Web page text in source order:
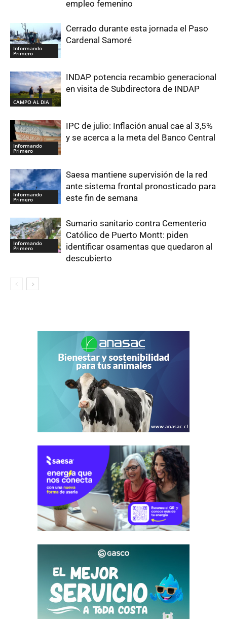
empleo femenino
Informando
Primero
Cerrado durante esta jornada el Paso
Cardenal Samoré
CAMPO AL DIA
INDAP potencia recambio generacional
en visita de Subdirectora de INDAP
Informando
Primero
IPC de julio: Inflación anual cae al 3,5%
y se acerca a la meta del Banco Central
Informando
Primero
Saesa mantiene supervisión de la red
ante sistema frontal pronosticado para
este fin de semana
Informando
Primero
Sumario sanitario contra Cementerio
Católico de Puerto Montt: piden
identificar osamentas que quedaron al
descubierto